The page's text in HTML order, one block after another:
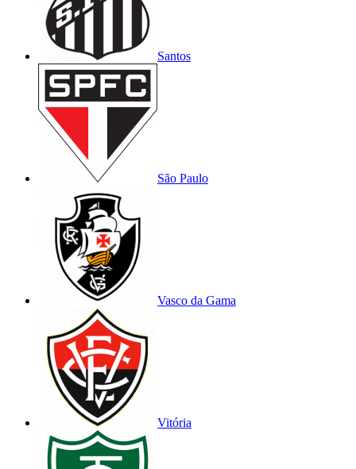
Santos
São Paulo
Vasco da Gama
Vitória